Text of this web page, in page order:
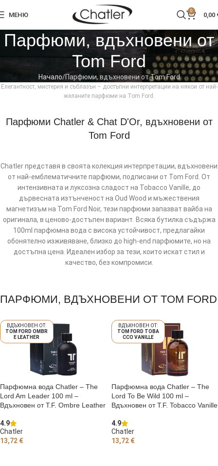
МЕНЮ
0
0,00
Парфюми, вдъхновени от
Tom Ford
Начало Парфюми, вдъхновени от Tom Ford
Елегантност, мистерия и съблазън – достъпни интерпретации на някои от най-
желаните парфюми на Tom Ford.
Парфюми Chatler & Chat D'Or, вдъхновени от
Tom Ford
Chatler представя в своята колекция интерпретации, вдъхновени
от най-емблематичните парфюми, подписани от Tom Ford. От
интензивната и луксозна сладост на Tobacco Vanille, до
дървесната изтънченост на Oud Wood и мъжествения
магнетизъм на Tom Ford Noir, тези парфюми запазват вайба на
оригинала, в ценово-достъпен вариант. Всяка бутилка съдържа
100ml парфюмна вода с висока устойчивост, предлагайки
обонятелно изживяване, близко до high-end парфюмите, но на
достъпна цена. Идеален избор за тези, които искат стил и
качество, без компромиси.
ПАРФЮМИ, ВДЪХНОВЕНИ ОТ TOM FORD
TOM FORD OMBR
E LEATHER
Парфюмна вода Chatler – The
Lord Am Leader 100 ml –
Вдъхновен от T.F. Ombre Leather
4.9
Chatler
13,72 €
TOM FORD TOBA
CCO VANILLE
Парфюмна вода Chatler – The
Lord To Be Wild 100 ml –
Вдъхновен от T.F. Tobacco Vanille
4.9
Chatler
13,72 €